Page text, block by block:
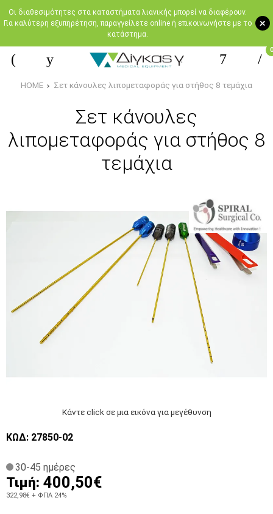
+
Oι διαθεσιμότητες στα καταστήματα λιανικής μπορεί να διαφέρουν.
Για καλύτερη εξυπηρέτηση, παραγγείλετε online ή επικοινωνήστε με το
κατάστημα.
0
HOME Σετ κάνουλες λιπομεταφοράς για στήθος 8 τεμάχια
Σετ κάνουλες
λιπομεταφοράς για στήθος 8
τεμάχια
Κάντε click σε μια εικόνα για μεγέθυνση
ΚΩΔ: 27850-02
30-45 ημέρες
Τιμή: 400,50€
322,98€ + ΦΠΑ 24%